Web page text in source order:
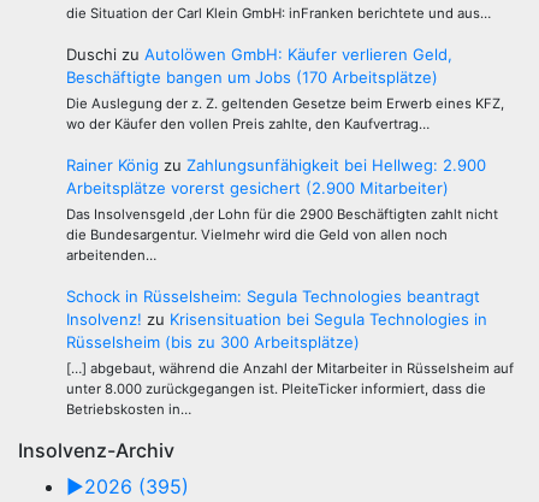
die Situation der Carl Klein GmbH: inFranken berichtete und aus…
Duschi zu Autolöwen GmbH: Käufer verlieren Geld,
Beschäftigte bangen um Jobs (170 Arbeitsplätze)
Die Auslegung der z. Z. geltenden Gesetze beim Erwerb eines KFZ,
wo der Käufer den vollen Preis zahlte, den Kaufvertrag…
Rainer König zu Zahlungsunfähigkeit bei Hellweg: 2.900
Arbeitsplätze vorerst gesichert (2.900 Mitarbeiter)
Das Insolvensgeld ,der Lohn für die 2900 Beschäftigten zahlt nicht
die Bundesargentur. Vielmehr wird die Geld von allen noch
arbeitenden…
Schock in Rüsselsheim: Segula Technologies beantragt
Insolvenz! zu Krisensituation bei Segula Technologies in
Rüsselsheim (bis zu 300 Arbeitsplätze)
[…] abgebaut, während die Anzahl der Mitarbeiter in Rüsselsheim auf
unter 8.000 zurückgegangen ist. PleiteTicker informiert, dass die
Betriebskosten in…
Insolvenz-Archiv
►2026 (395)